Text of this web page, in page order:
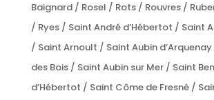
Baignard / Rosel / Rots / Rouvres /
/ Ryes / Saint André d’Hébertot / Saint
/ Saint Arnoult / Saint Aubin
des Bois / Saint Aubin sur Mer / Saint
d’Hébertot / Saint Côme de Fresné /